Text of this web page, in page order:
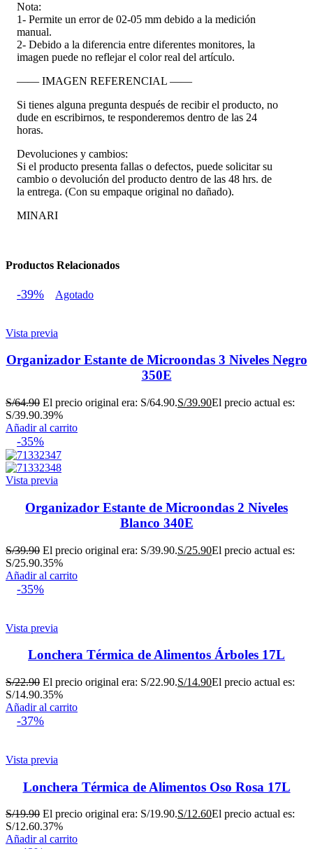
Nota:
1- Permite un error de 02-05 mm debido a la medición
manual.
2- Debido a la diferencia entre diferentes monitores, la
imagen puede no reflejar el color real del artículo.
—— IMAGEN REFERENCIAL ——
Si tienes alguna pregunta después de recibir el producto, no
dude en escribirnos, te responderemos dentro de las 24
horas.
Devoluciones y cambios:
Si el producto presenta fallas o defectos, puede solicitar su
cambio o devolución del producto dentro de las 48 hrs. de
la entrega. (Con su empaque original no dañado).
MINARI
Productos Relacionados
-39% Agotado
Vista previa
Organizador Estante de Microondas 3 Niveles Negro
350E
S/64.90 El precio original era: S/64.90.S/39.90El precio actual es:
S/39.90.39%
Añadir al carrito
-35%
Vista previa
Organizador Estante de Microondas 2 Niveles
Blanco 340E
S/39.90 El precio original era: S/39.90.S/25.90El precio actual es:
S/25.90.35%
Añadir al carrito
-35%
Vista previa
Lonchera Térmica de Alimentos Árboles 17L
S/22.90 El precio original era: S/22.90.S/14.90El precio actual es:
S/14.90.35%
Añadir al carrito
-37%
Vista previa
Lonchera Térmica de Alimentos Oso Rosa 17L
S/19.90 El precio original era: S/19.90.S/12.60El precio actual es:
S/12.60.37%
Añadir al carrito